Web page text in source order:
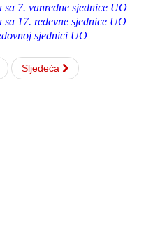
7. vanredne sjednice UO
17. redevne sjednice UO
sjednici UO
Sljedeća